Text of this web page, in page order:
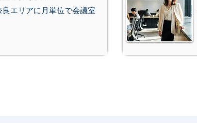
エリアに月単位で会議室